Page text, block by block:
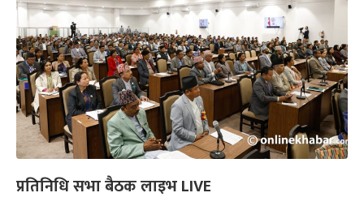
प्रतिनिधि सभा बैठक लाइभ LIVE